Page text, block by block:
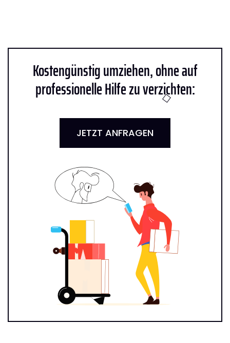
Kostengünstig umziehen, ohne auf
professionelle Hilfe zu verzichten:
JETZT ANFRAGEN